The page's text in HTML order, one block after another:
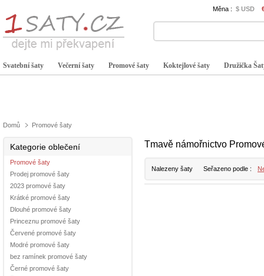
Měna : $ USD
Svatební šaty Večerní šaty Promové šaty Koktejlové šaty Družička
Domů Promové šaty
Kategorie oblečení
Promové šaty
Prodej promové šaty
2023 promové šaty
Krátké promové šaty
Dlouhé promové šaty
Princeznu promové šaty
Červené promové šaty
Modré promové šaty
bez ramínek promové šaty
Černé promové šaty
Tmavě námořnictvo
Nalezeny šaty Seřazeno podle :